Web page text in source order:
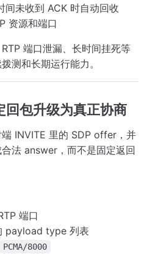
间未收到 ACK 时自动回收
资源和端口
端口泄漏、长时间挂死等
测和长期运行能力。
回包升级为真正协商
INVITE 里的 SDP offer，并
法 answer，而不是固定返回
端口
payload type 列表
PCMA/8000